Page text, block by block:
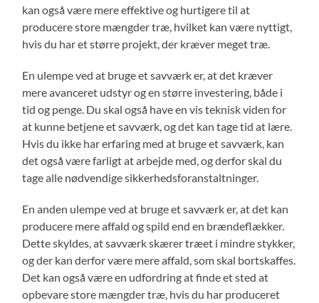
kan også være mere effektive og hurtigere til at
producere store mængder træ, hvilket kan være nyttigt,
hvis du har et større projekt, der kræver meget træ.
En ulempe ved at bruge et savværk er, at det kræver
mere avanceret udstyr og en større investering, både i
tid og penge. Du skal også have en vis teknisk viden for
at kunne betjene et savværk, og det kan tage tid at lære.
Hvis du ikke har erfaring med at bruge et savværk, kan
det også være farligt at arbejde med, og derfor skal du
tage alle nødvendige sikkerhedsforanstaltninger.
En anden ulempe ved at bruge et savværk er, at det kan
producere mere affald og spild end en brændeflækker.
Dette skyldes, at savværk skærer træet i mindre stykker,
og der kan derfor være mere affald, som skal bortskaffes.
Det kan også være en udfordring at finde et sted at
opbevare store mængder træ, hvis du har produceret